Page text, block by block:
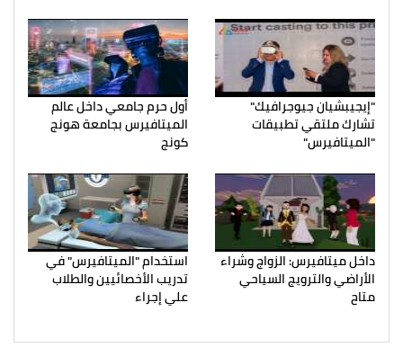
"إيجيبشيان جيوجرافيك"
تشارك ملتقي تطبيقات
"الميتافيرس"
أول حرم جامعي داخل عالم
الميتافيرس بجامعة هونج
كونج
داخل ميتافيرس: الزواج وشراء
الأراضي والترويج السياحي
متاح
استخدام "الميتافيرس" في
تدريب الأخصائيين والطلاب
علي إجراء